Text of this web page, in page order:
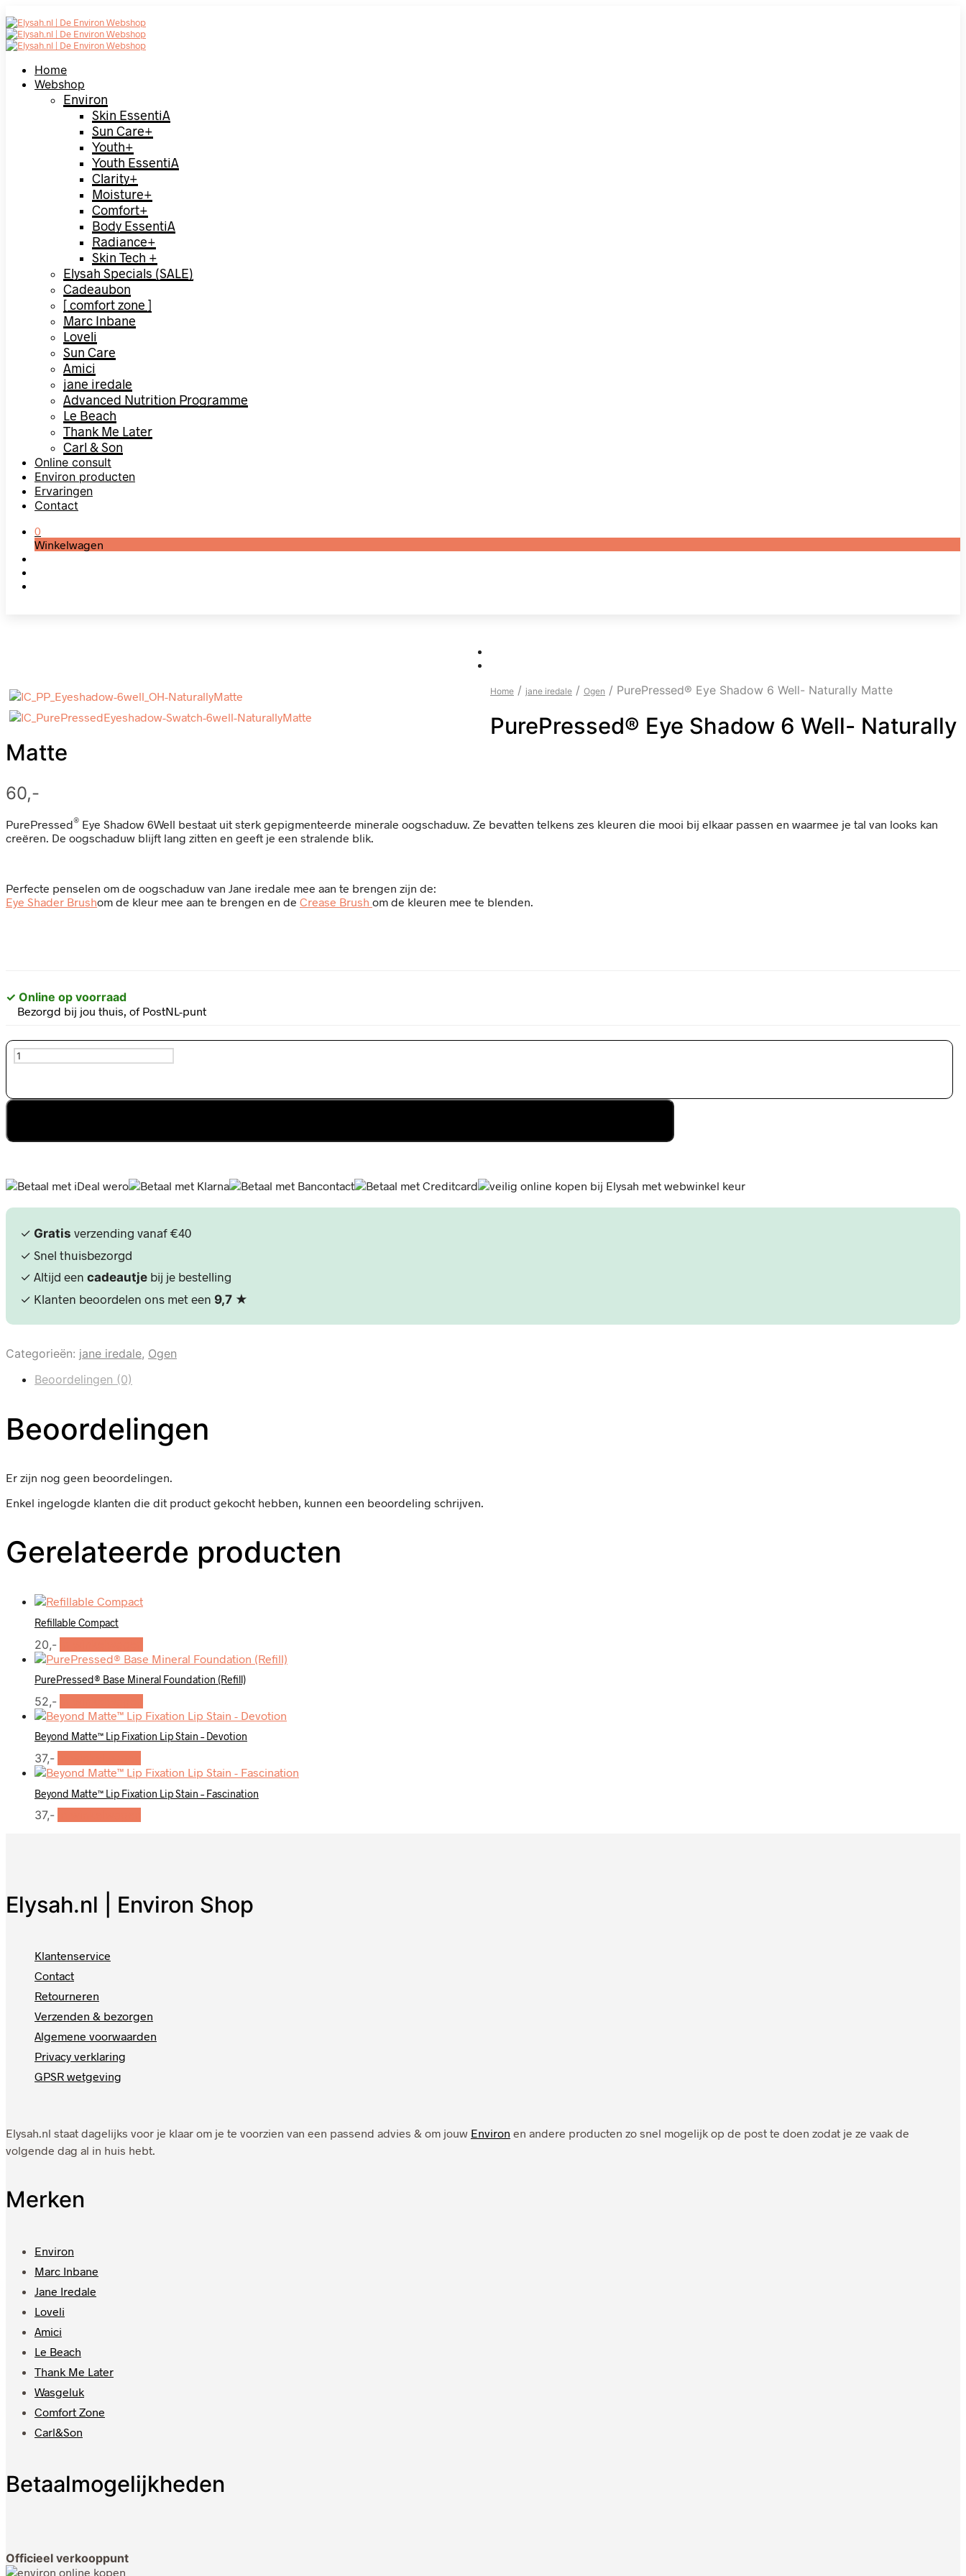
Home
Webshop
Environ
Skin EssentiA
Sun Care+
Youth+
Youth EssentiA
Clarity+
Moisture+
Comfort+
Body EssentiA
Radiance+
Skin Tech +
Elysah Specials (SALE)
Cadeaubon
[ comfort zone ]
Marc Inbane
Loveli
Sun Care
Amici
jane iredale
Advanced Nutrition Programme
Le Beach
Thank Me Later
Carl & Son
Online consult
Environ producten
Ervaringen
Contact
0
Winkelwagen
Home / jane iredale / Ogen / PurePressed® Eye Shadow 6 Well- Naturally Matte
PurePressed® Eye Shadow 6 Well- Naturally
Matte
60,-
PurePressed® Eye Shadow 6Well bestaat uit sterk gepigmenteerde minerale oogschaduw. Ze bevatten telkens zes kleuren die mooi bij elkaar passen en waarmee je tal van looks kan
creëren. De oogschaduw blijft lang zitten en geeft je een stralende blik.
Perfecte penselen om de oogschaduw van Jane iredale mee aan te brengen zijn de:
Eye Shader Brushom de kleur mee aan te brengen en de Crease Brush om de kleuren mee te blenden.
✓ Online op voorraad
Bezorgd bij jou thuis, of PostNL-punt
PurePressed®
6
Matte
✓ Gratis verzending vanaf €40
✓ Snel thuisbezorgd
✓ Altijd een cadeautje bij je bestelling
✓ Klanten beoordelen ons met een 9,7 ★
Categorieën: jane iredale, Ogen
Beoordelingen (0)
Beoordelingen
Er zijn nog geen beoordelingen.
Enkel ingelogde klanten die dit product gekocht hebben, kunnen een beoordeling schrijven.
Gerelateerde producten
Refillable Compact
20,-
PurePressed® Base Mineral Foundation (Refill)
52,-
product
meerdere
Deze
optie
kan
Beyond Matte™ Lip Fixation Lip Stain – Devotion
37,-
Beyond Matte™ Lip Fixation Lip Stain – Fascination
37,-
Elysah.nl | Environ Shop
Klantenservice
Contact
Retourneren
Verzenden & bezorgen
Algemene voorwaarden
Privacy verklaring
GPSR wetgeving
Elysah.nl staat dagelijks voor je klaar om je te voorzien van een passend advies & om jouw Environ en andere producten zo snel mogelijk op de post te doen zodat je ze vaak de
volgende dag al in huis hebt.
Merken
Environ
Marc Inbane
Jane Iredale
Loveli
Amici
Le Beach
Thank Me Later
Wasgeluk
Comfort Zone
Carl&Son
Betaalmogelijkheden
Officieel verkooppunt